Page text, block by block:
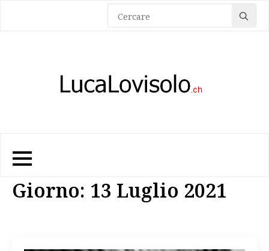
for:
Giorno: 13 Luglio 2021